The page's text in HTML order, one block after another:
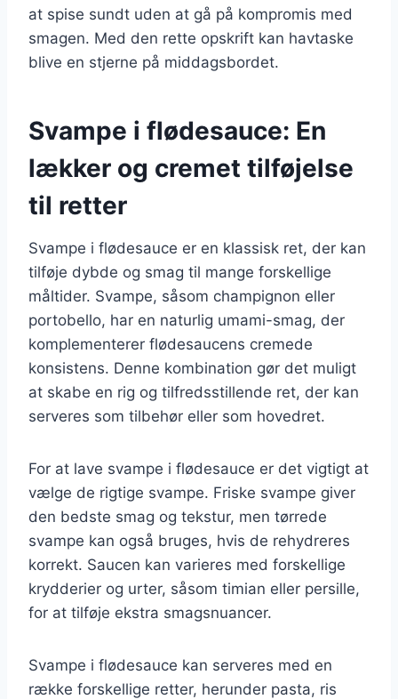
at spise sundt uden at gå på kompromis med
smagen. Med den rette opskrift kan havtaske
blive en stjerne på middagsbordet.
Svampe i flødesauce: En
lækker og cremet tilføjelse
til retter
Svampe i flødesauce er en klassisk ret, der kan
tilføje dybde og smag til mange forskellige
måltider. Svampe, såsom champignon eller
portobello, har en naturlig umami-smag, der
komplementerer flødesaucens cremede
konsistens. Denne kombination gør det muligt
at skabe en rig og tilfredsstillende ret, der kan
serveres som tilbehør eller som hovedret.
For at lave svampe i flødesauce er det vigtigt at
vælge de rigtige svampe. Friske svampe giver
den bedste smag og tekstur, men tørrede
svampe kan også bruges, hvis de rehydreres
korrekt. Saucen kan varieres med forskellige
krydderier og urter, såsom timian eller persille,
for at tilføje ekstra smagsnuancer.
Svampe i flødesauce kan serveres med en
række forskellige retter, herunder pasta, ris